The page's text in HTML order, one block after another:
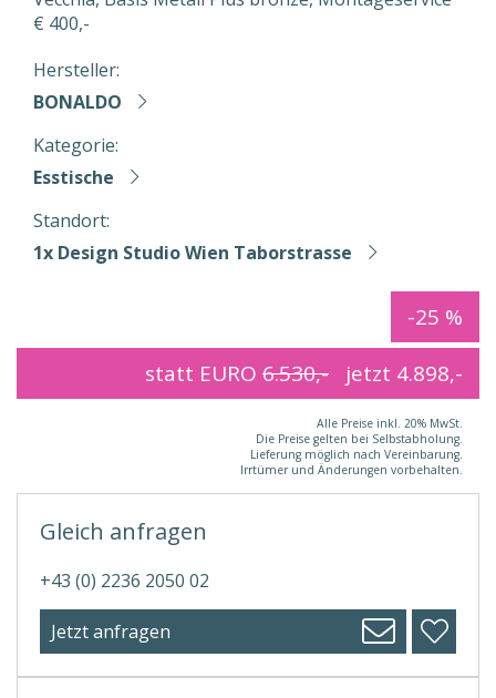
€ 400,-
Hersteller:
BONALDO
Kategorie:
Esstische
Standort:
1x Design Studio Wien Taborstrasse
-25 %
statt EURO 6.530,- jetzt 4.898,-
Alle Preise inkl. 20% MwSt.
Die Preise gelten bei Selbstabholung.
Lieferung möglich nach Vereinbarung.
Irrtümer und Änderungen vorbehalten.
Gleich anfragen
+43 (0) 2236 2050 02
Jetzt anfragen